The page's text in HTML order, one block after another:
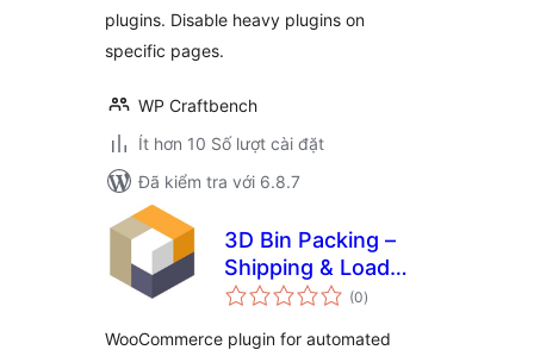
plugins. Disable heavy plugins on
specific pages.
WP Craftbench
Ít hơn 10 Số lượt cài đặt
Đã kiểm tra với 6.8.7
3D Bin Packing –
Shipping & Load
Optimization(0tổng
đánh
)
WooCommerce plugin for automated